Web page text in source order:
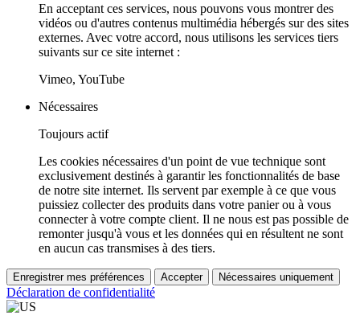
En acceptant ces services, nous pouvons vous montrer des
vidéos ou d'autres contenus multimédia hébergés sur des sites
externes. Avec votre accord, nous utilisons les services tiers
suivants sur ce site internet :
Vimeo, YouTube
Nécessaires
Toujours actif
Les cookies nécessaires d'un point de vue technique sont
exclusivement destinés à garantir les fonctionnalités de base
de notre site internet. Ils servent par exemple à ce que vous
puissiez collecter des produits dans votre panier ou à vous
connecter à votre compte client. Il ne nous est pas possible de
remonter jusqu'à vous et les données qui en résultent ne sont
en aucun cas transmises à des tiers.
Enregistrer mes préférences Accepter Nécessaires uniquement
Déclaration de confidentialité